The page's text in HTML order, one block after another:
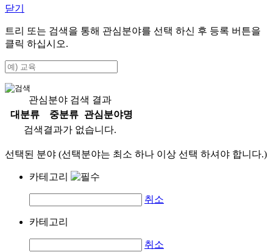
닫기
트리 또는 검색을 통해 관심분야를 선택 하신 후 등록 버튼을
클릭 하십시오.
관심분야 검색 결과
대분류
중분류
관심분야명
검색결과가 없습니다.
선택된 분야 (선택분야는 최소 하나 이상 선택 하셔야 합니다.)
카테고리
취소
카테고리
취소